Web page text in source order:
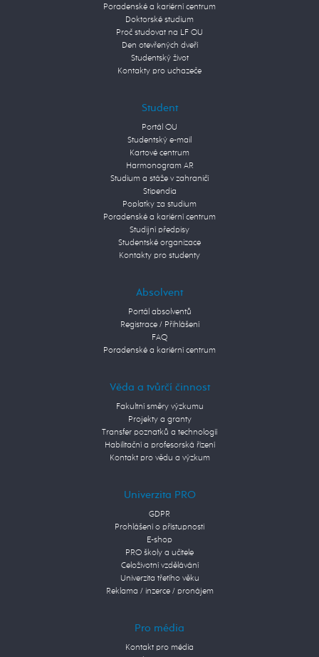
Poradenské a kariérní centrum
Doktorské studium
Proč studovat na LF OU
Den otevřených dveří
Studentský život
Kontakty pro uchazeče
Student
Portál OU
Studentský e-mail
Kartové centrum
Harmonogram AR
Studium a stáže v zahraničí
Stipendia
Poplatky za studium
Poradenské a kariérní centrum
Studijní předpisy
Studentské organizace
Kontakty pro studenty
Absolvent
Portál absolventů
Registrace / Přihlášení
FAQ
Poradenské a kariérní centrum
Věda a tvůrčí činnost
Fakultní směry výzkumu
Projekty a granty
Transfer poznatků a technologií
Habilitační a profesorská řízení
Kontakt pro vědu a výzkum
Univerzita PRO
GDPR
Prohlášení o přístupnosti
E-shop
PRO školy a učitele
Celoživotní vzdělávání
Univerzita třetího věku
Reklama / inzerce / pronájem
Pro média
Kontakt pro média